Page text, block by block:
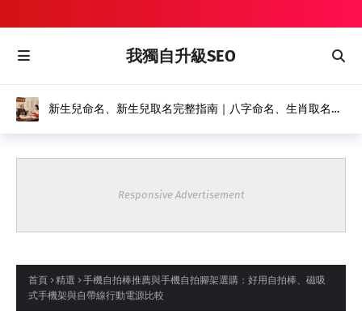
我獨自升級SEO
新生兒命名、新生兒取名完整指南｜八字命名、生肖取名推
Responsive Advertisement
首頁 精選
手機自拍棒推薦與手機自拍腳架選購：好用自拍棒、磁吸
式手機架與自帶線行動電源比較